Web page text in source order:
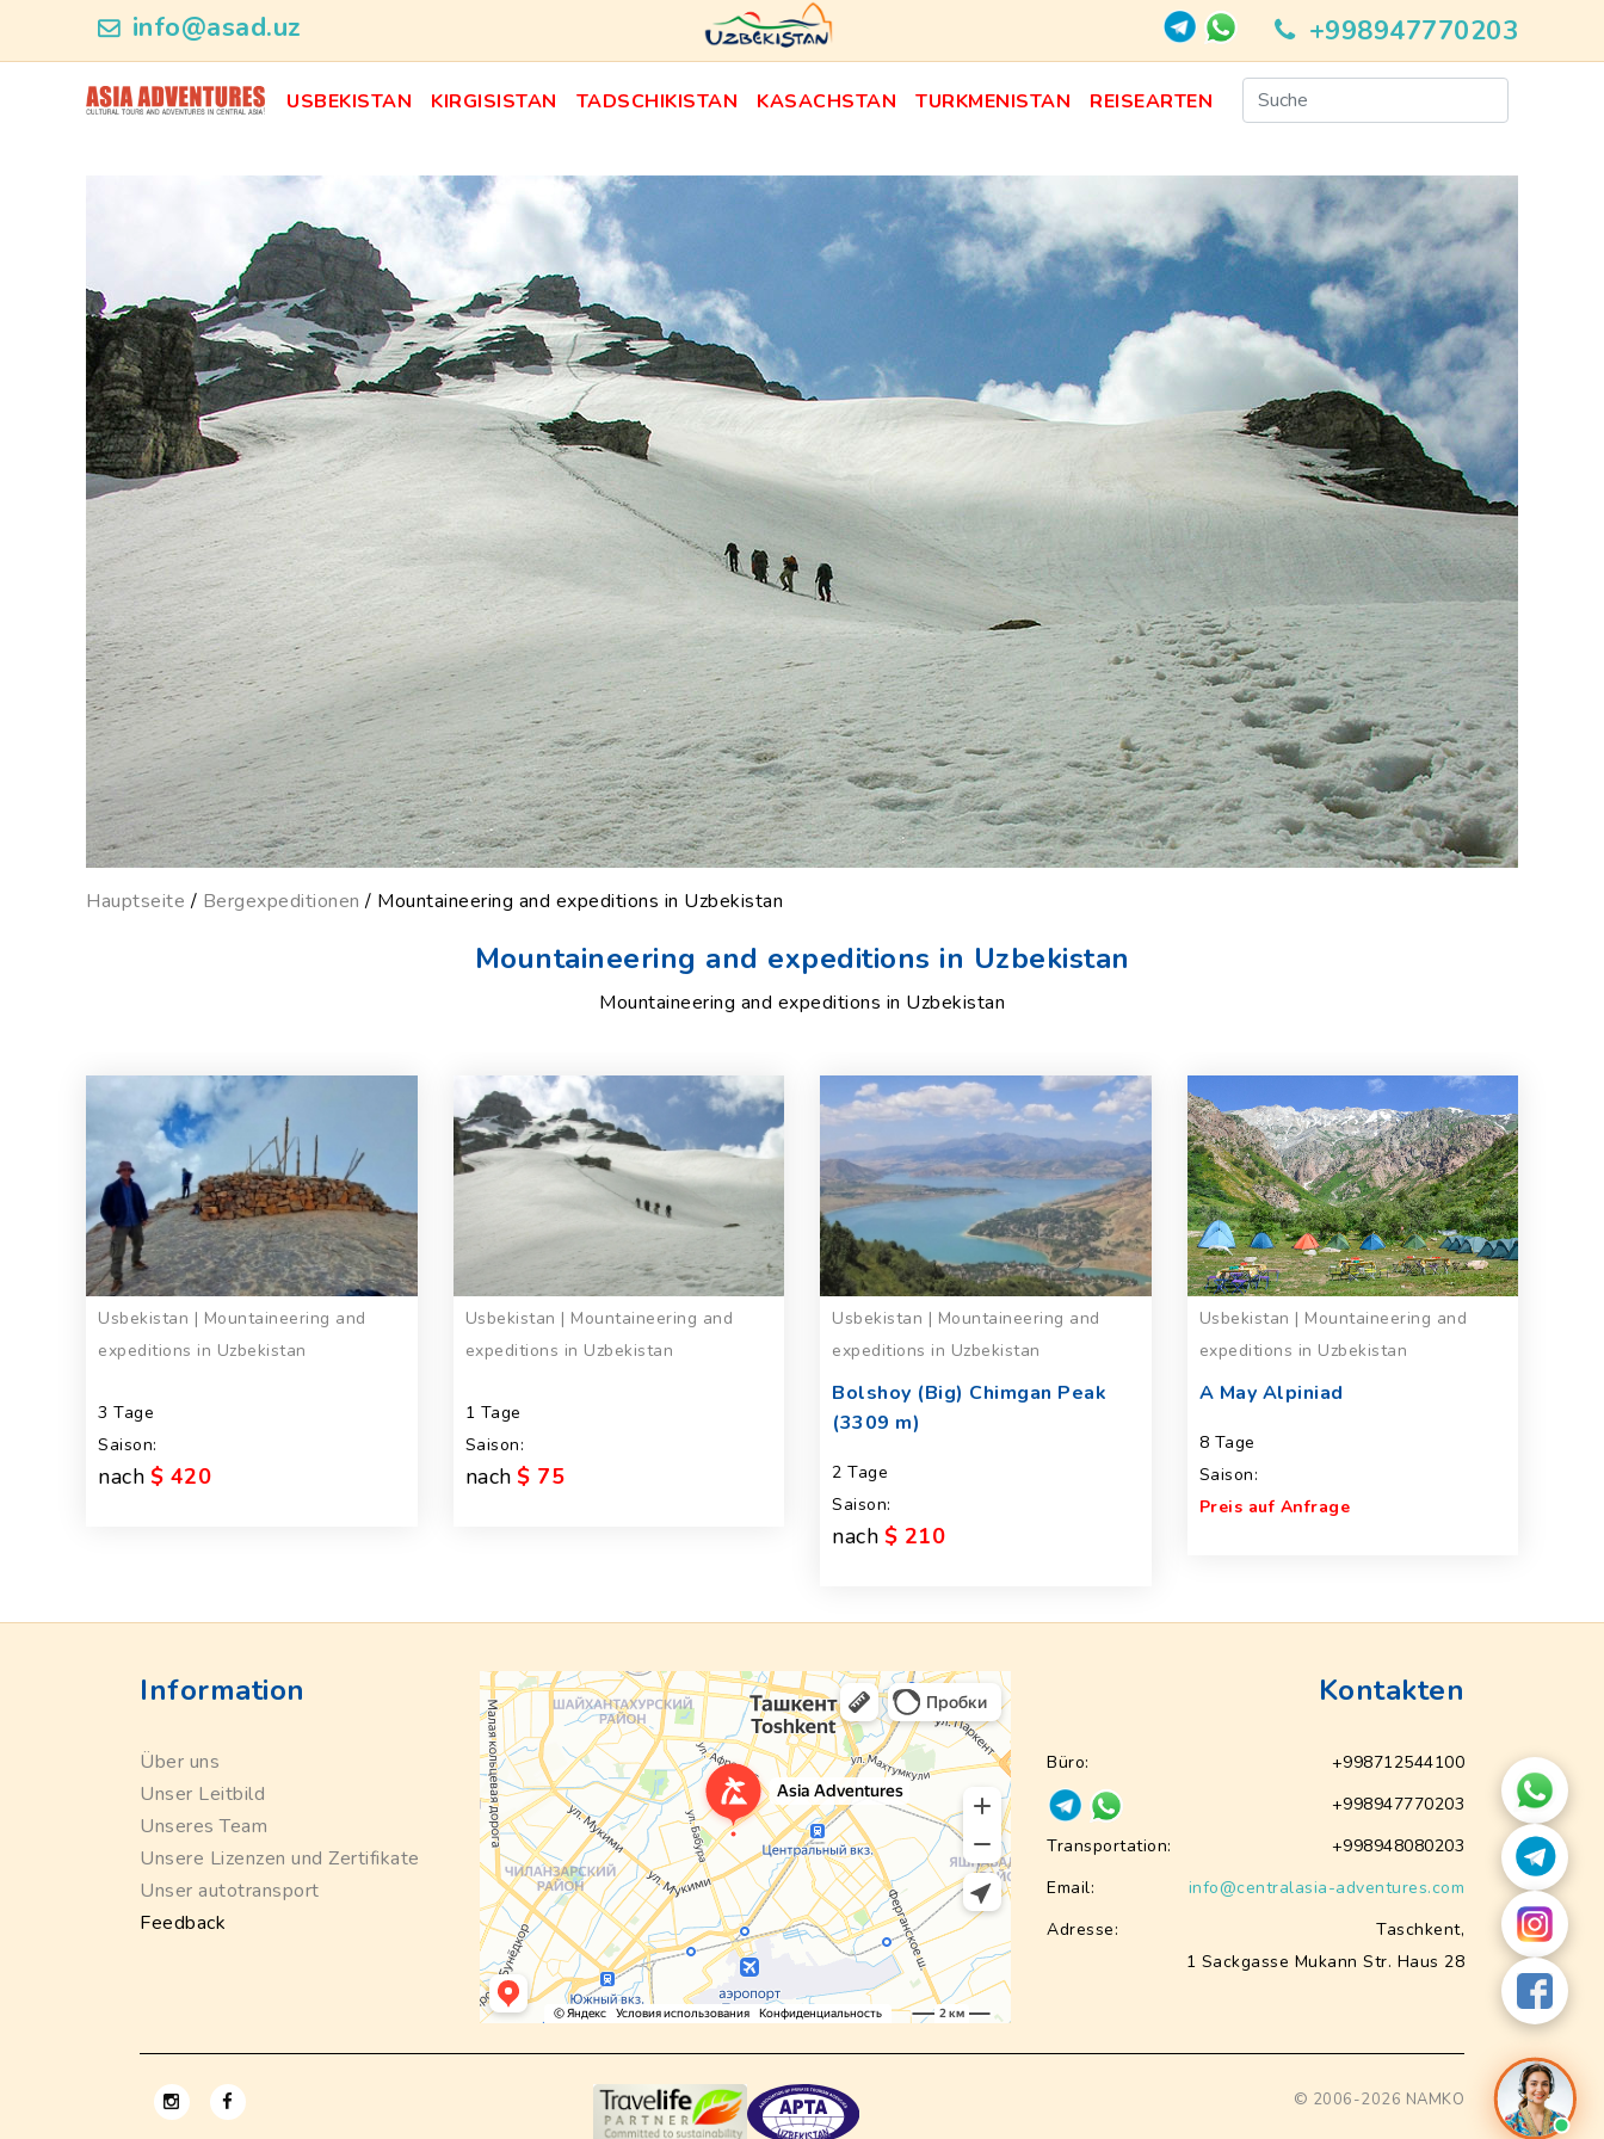
info@asad.uz +998947770203
USBEKISTAN KIRGISISTAN TADSCHIKISTAN KASACHSTAN TURKMENISTAN REISEARTEN
category_id
Hauptseite / Bergexpeditionen / Mountaineering and expeditions in Uzbekistan
Mountaineering and expeditions in Uzbekistan
Mountaineering and expeditions in Uzbekistan
Usbekistan | Mountaineering and
expeditions in Uzbekistan
3 Tage
Saison:
nach $ 420
Usbekistan | Mountaineering and
expeditions in Uzbekistan
1 Tage
Saison:
nach $ 75
Usbekistan | Mountaineering and
expeditions in Uzbekistan
Bolshoy (Big) Chimgan Peak
(3309 m)
2 Tage
Saison:
nach $ 210
Usbekistan | Mountaineering and
expeditions in Uzbekistan
A May Alpiniad
8 Tage
Saison:
Preis auf Anfrage
Information
Über uns
Unser Leitbild
Unseres Team
Unsere Lizenzen und Zertifikate
Unser autotransport
Feedback
Kontakten
Büro:
+998712544100
+998947770203
Transportation:
+998948080203
Email:
info@centralasia-adventures.com
Adresse:
Taschkent,
1 Sackgasse Mukann Str. Haus 28
© 2006-2026 NAMKO